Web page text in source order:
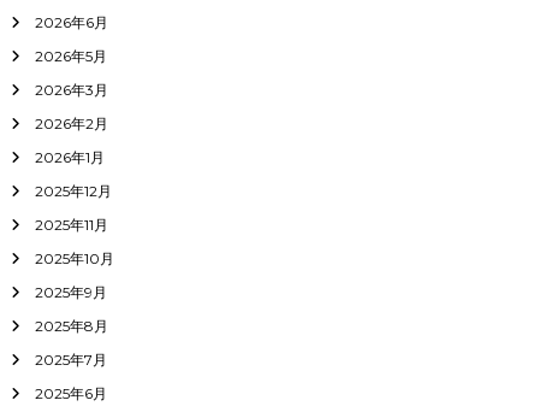
2026年6月
2026年5月
2026年3月
2026年2月
2026年1月
2025年12月
2025年11月
2025年10月
2025年9月
2025年8月
2025年7月
2025年6月